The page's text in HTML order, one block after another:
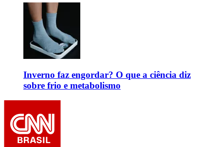
Inverno faz engordar? O que a ciência diz
sobre frio e metabolismo